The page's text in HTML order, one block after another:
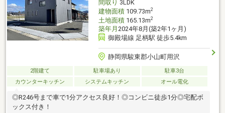
間取り 3LDK
建物面積109.73m2
土地面積165.13m2
築年月 2024年8月(築2年1ヶ月)
御殿場線 足柄駅 徒歩5.4km
静岡県駿東郡小山町用沢
2階建て 駐車場あり
駐車3台
カウンターキッチン
システムキッチン オール電化
◎R246号まで車で1分アクセス良好！◎コンビニ徒歩1分◎宅配ボ
ックス付き！